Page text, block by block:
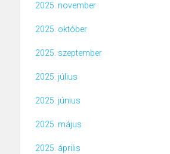
2025. november
2025. október
2025. szeptember
2025. július
2025. június
2025. május
2025. április